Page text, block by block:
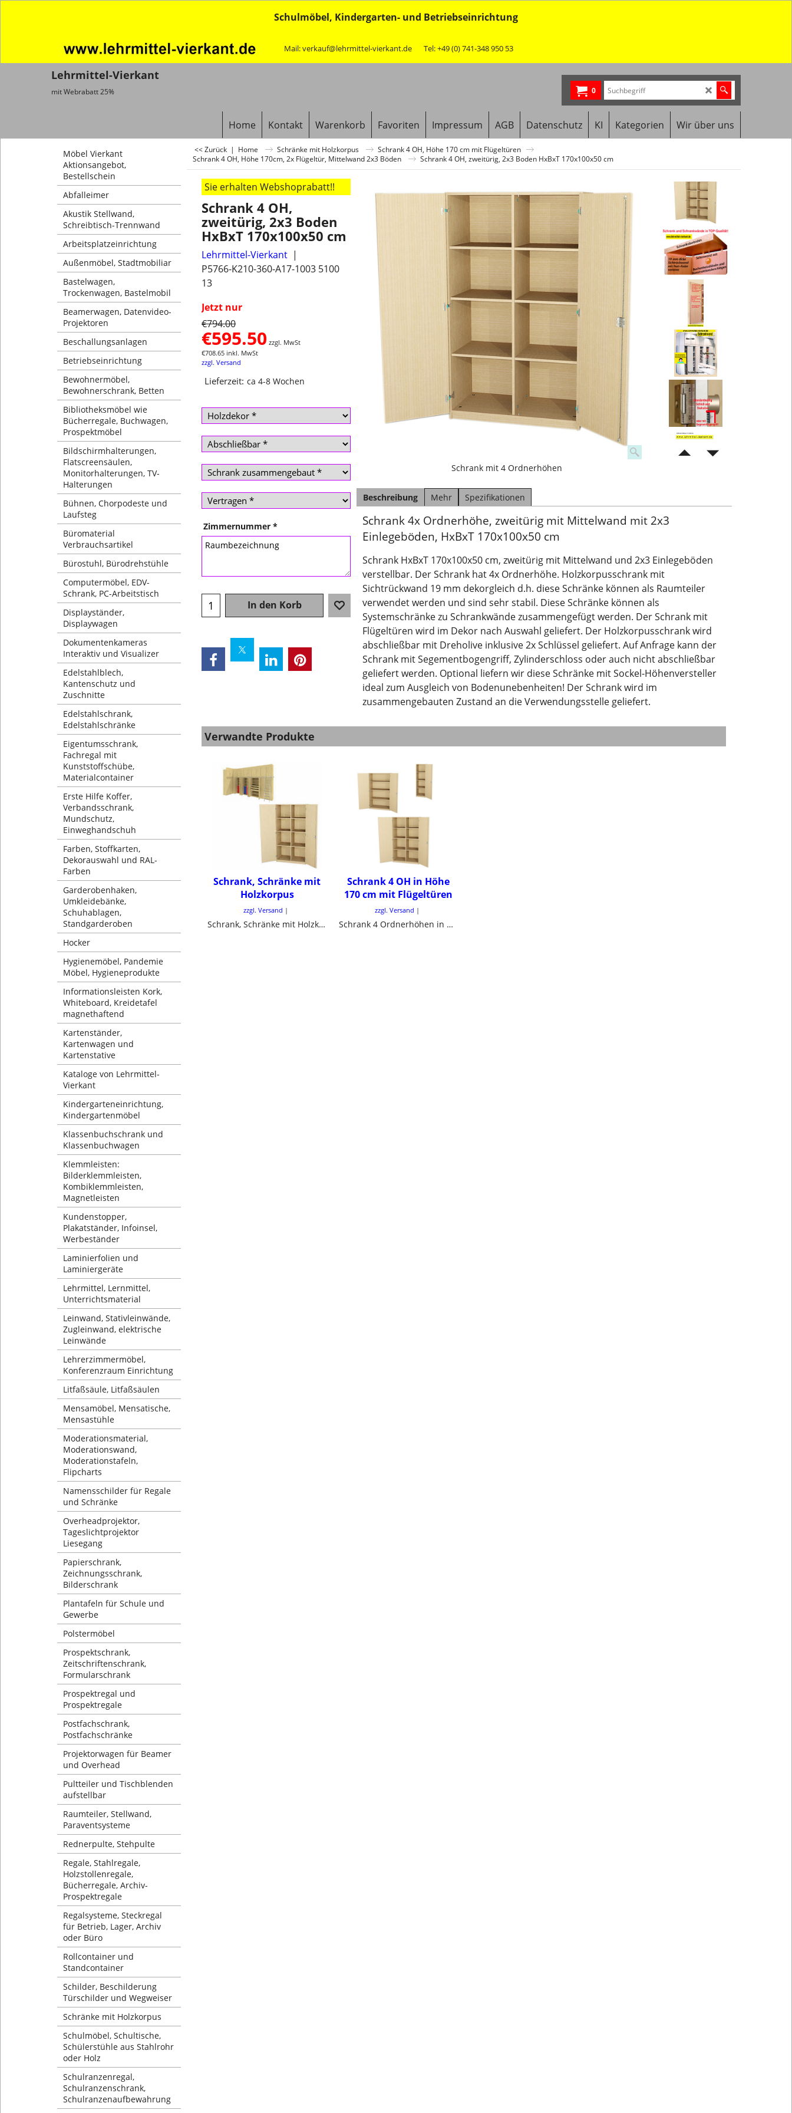
Schulmöbel, Kindergarten- und Betriebseinrichtung
Mail: verkauf@lehrmittel-vierkant.de Tel: +49 (0) 741-348 950 53
Lehrmittel-Vierkant
mit Webrabatt 25% 0
Home Kontakt Warenkorb Favoriten Impressum AGB Datenschutz KI Kategorien Wir über uns
Möbel Vierkant
Aktionsangebot,
Bestellschein
Abfalleimer
Akustik Stellwand,
Schreibtisch-Trennwand
Arbeitsplatzeinrichtung
Außenmöbel, Stadtmobiliar
Bastelwagen,
Trockenwagen, Bastelmobil
Beamerwagen, Datenvideo-
Projektoren
Beschallungsanlagen
Betriebseinrichtung
Bewohnermöbel,
Bewohnerschrank, Betten
Bibliotheksmöbel wie
Bücherregale, Buchwagen,
Prospektmöbel
Bildschirmhalterungen,
Flatscreensäulen,
Monitorhalterungen, TV-
Halterungen
Bühnen, Chorpodeste und
Laufsteg
Büromaterial
Verbrauchsartikel
Bürostuhl, Bürodrehstühle
Computermöbel, EDV-
Schrank, PC-Arbeitstisch
Displayständer,
Displaywagen
Dokumentenkameras
Interaktiv und Visualizer
Edelstahlblech,
Kantenschutz und
Zuschnitte
Edelstahlschrank,
Edelstahlschränke
Eigentumsschrank,
Fachregal mit
Kunststoffschübe,
Materialcontainer
Erste Hilfe Koffer,
Verbandsschrank,
Mundschutz,
Einweghandschuh
Farben, Stoffkarten,
Dekorauswahl und RAL-
Farben
Garderobenhaken,
Umkleidebänke,
Schuhablagen,
Standgarderoben
Hocker
Hygienemöbel, Pandemie
Möbel, Hygieneprodukte
Informationsleisten Kork,
Whiteboard, Kreidetafel
magnethaftend
Kartenständer,
Kartenwagen und
Kartenstative
Kataloge von Lehrmittel-
Vierkant
Kindergarteneinrichtung,
Kindergartenmöbel
Klassenbuchschrank und
Klassenbuchwagen
Klemmleisten:
Bilderklemmleisten,
Kombiklemmleisten,
Magnetleisten
Kundenstopper,
Plakatständer, Infoinsel,
Werbeständer
Laminierfolien und
Laminiergeräte
Lehrmittel, Lernmittel,
Unterrichtsmaterial
Leinwand, Stativleinwände,
Zugleinwand, elektrische
Leinwände
Lehrerzimmermöbel,
Konferenzraum Einrichtung
Litfaßsäule, Litfaßsäulen
Mensamöbel, Mensatische,
Mensastühle
Moderationsmaterial,
Moderationswand,
Moderationstafeln,
Flipcharts
Namensschilder für Regale
und Schränke
Overheadprojektor,
Tageslichtprojektor
Liesegang
Papierschrank,
Zeichnungsschrank,
Bilderschrank
Plantafeln für Schule und
Gewerbe
Polstermöbel
Prospektschrank,
Zeitschriftenschrank,
Formularschrank
Prospektregal und
Prospektregale
Postfachschrank,
Postfachschränke
Projektorwagen für Beamer
und Overhead
Pultteiler und Tischblenden
aufstellbar
Raumteiler, Stellwand,
Paraventsysteme
Rednerpulte, Stehpulte
Regale, Stahlregale,
Holzstollenregale,
Bücherregale, Archiv-
Prospektregale
Regalsysteme, Steckregal
für Betrieb, Lager, Archiv
oder Büro
Rollcontainer und
Standcontainer
Schilder, Beschilderung
Türschilder und Wegweiser
Schränke mit Holzkorpus
Schulmöbel, Schultische,
Schülerstühle aus Stahlrohr
oder Holz
Schulranzenregal,
Schulranzenschrank,
Schulranzenaufbewahrung
<< Zurück | Home Schränke mit Holzkorpus
Schrank 4 OH, Höhe 170 cm mit Flügeltüren
Schrank 4 OH, Höhe 170cm, 2x Flügeltür, Mittelwand 2x3 Böden
Schrank 4 OH, zweitürig, 2x3 Boden HxBxT 170x100x50 cm
Schrank mit 4 Ordnerhöhen
Sie erhalten Webshoprabatt!!
Schrank 4 OH,
zweitürig, 2x3 Boden
HxBxT 170x100x50 cm
Lehrmittel-Vierkant
P5766-K210-360-A17-1003 5100
13
Jetzt nur
€794.00
€595.50 zzgl. MwSt
€708.65 inkl. MwSt
zzgl. Versand
Lieferzeit: ca 4-8 Wochen
Zimmernummer *
In den Korb
Beschreibung Mehr Spezifikationen
Schrank 4x Ordnerhöhe, zweitürig mit Mittelwand mit 2x3
Einlegeböden, HxBxT 170x100x50 cm
Schrank HxBxT 170x100x50 cm, zweitürig mit Mittelwand und 2x3 Einlegeböden
verstellbar. Der Schrank hat 4x Ordnerhöhe. Holzkorpusschrank mit
Sichtrückwand 19 mm dekorgleich d.h. diese Schränke können als Raumteiler
verwendet werden und sind sehr stabil. Diese Schränke können als
Systemschränke zu Schrankwände zusammengefügt werden. Der Schrank mit
Flügeltüren wird im Dekor nach Auswahl geliefert. Der Holzkorpusschrank wird
abschließbar mit Dreholive inklusive 2x Schlüssel geliefert. Auf Anfrage kann der
Schrank mit Segementbogengriff, Zylinderschloss oder auch nicht abschließbar
geliefert werden. Optional liefern wir diese Schränke mit Sockel-Höhenversteller
ideal zum Ausgleich von Bodenunebenheiten! Der Schrank wird im
zusammengebauten Zustand an die Verwendungsstelle geliefert.
Verwandte Produkte
Schrank, Schränke mit
Holzkorpus
zzgl. Versand
Schrank, Schränke mit Holzkorpus
Schrank 4 OH in Höhe
170 cm mit Flügeltüren
zzgl. Versand
Schrank 4 Ordnerhöhen in Höhe 170 cm mit Flügeltüren